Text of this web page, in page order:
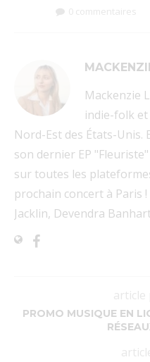
0 commentaires
Mackenzie
indie-folk
Nord-Est des États-Unis.
son dernier EP
sur toutes les
prochain concert à Paris
Jacklin, Devendra
article
PROMO MUSIQUE EN